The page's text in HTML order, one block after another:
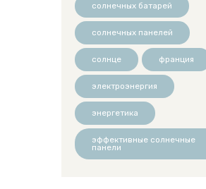
солнечных батарей
солнечных панелей
солнце франция
электроэнергия
энергетика
эффективные солнечные
панели